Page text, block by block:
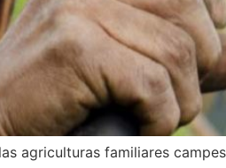
agriculturas familiares